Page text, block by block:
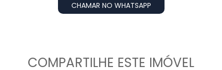
CHAMAR NO WHATSAPP
COMPARTILHE ESTE IMÓVEL